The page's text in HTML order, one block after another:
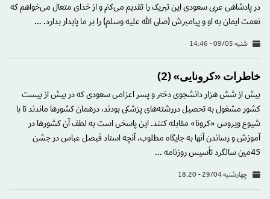
در پادشاهی عربی سعودی این تبریک را تقدیم می‌کنم و از خدای متعال می‌خواهم که
نعمت ایمان به او و پیامبرش (صلی الله علیه وسلم) را بر ما پایدار بدارد. …
شنبه 09/05 - 14:46
خاطرات «کرونایی» (2)
بیش از شش هزار دانشجوی دختر و پسر اعزامی سعودی که در بیش از بیست
کشور مشغول به تحصیل دررشته‌های پزشکی‌ بودند، درهمان کشورها ماندند تا با
شیوع ویروس «کرونا» مقابله کنند. این پاسخی است به لطف آن کشورها در
آموزش و رساندن آنها به جایگاه مطلوب. آنچه استاد فیصل عباس در جشن
45‌مین سالگرد تأسیس روزنامه …
چهارشنبه 29/04 - 18:20